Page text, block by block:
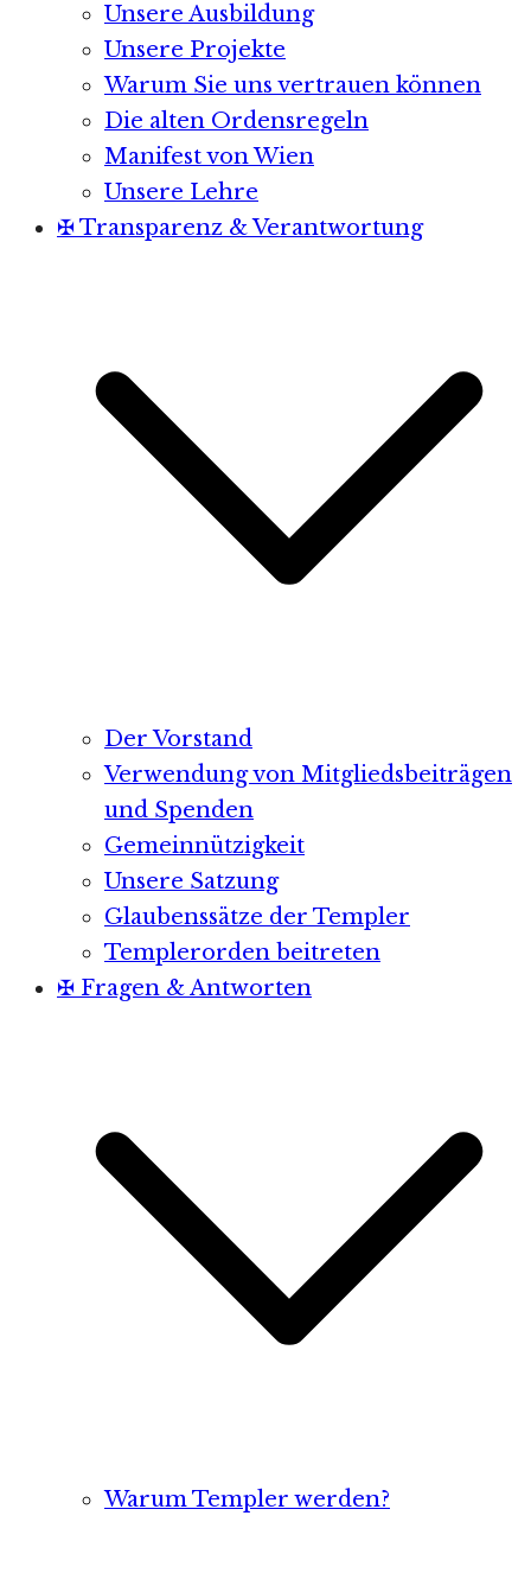
Unsere Ausbildung
Unsere Projekte
Warum Sie uns vertrauen können
Die alten Ordensregeln
Manifest von Wien
Unsere Lehre
✠ Transparenz & Verantwortung
Der Vorstand
Verwendung von Mitgliedsbeiträgen
und Spenden
Gemeinnützigkeit
Unsere Satzung
Glaubenssätze der Templer
Templerorden beitreten
✠ Fragen & Antworten
Warum Templer werden?